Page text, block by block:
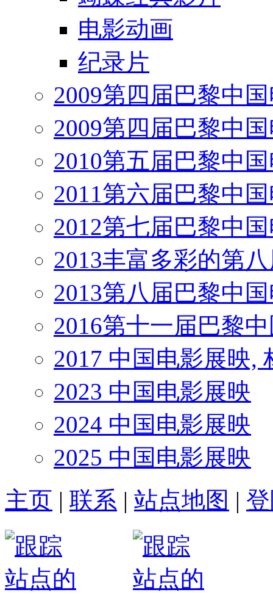
电影动画
纪录片
2009第四届巴黎中
2009第四届巴黎中
2010第五届巴黎中
2011第六届巴黎中
2012第七届巴黎中
2013丰富多彩的第
2013第八届巴黎中
2016第十一届巴黎
2017 中国电影展映,
2023 中国电影展映
2024 中国电影展映
2025 中国电影展映
主页 | 联系 | 站点地图 |